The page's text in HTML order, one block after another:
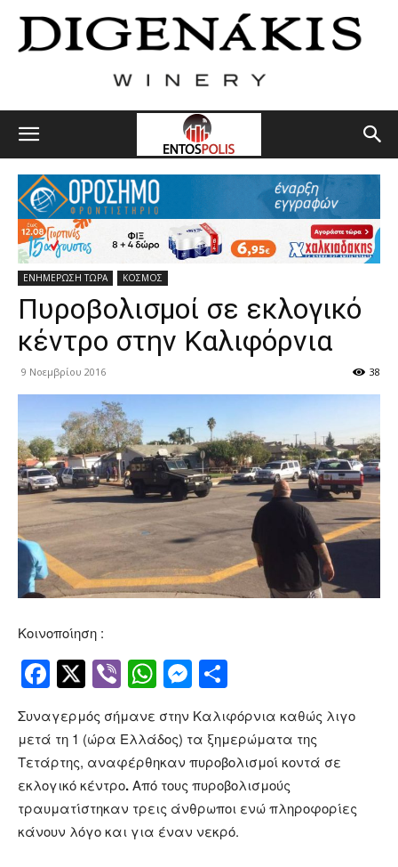
ΕΝΗΜΕΡΩΣΗ ΤΩΡΑ ΚΟΣΜΟΣ
Πυροβολισμοί σε εκλογικό
κέντρο στην Καλιφόρνια
9 Νοεμβρίου 2016 38
Κοινοποίηση :
Facebook
Twitter
ViberWhatsApp
Messenger
Συναγερμός σήμανε στην Καλιφόρνια καθώς λιγο
μετά τη 1 (ώρα Ελλάδος) τα ξημερώματα της
Τετάρτης, αναφέρθηκαν πυροβολισμοί κοντά σε
εκλογικό κέντρο.Από τους πυροβολισμούς
τραυματίστηκαν τρεις άνθρωποι ενώ πληροφορίες
κάνουν λόγο και για έναν νεκρό.